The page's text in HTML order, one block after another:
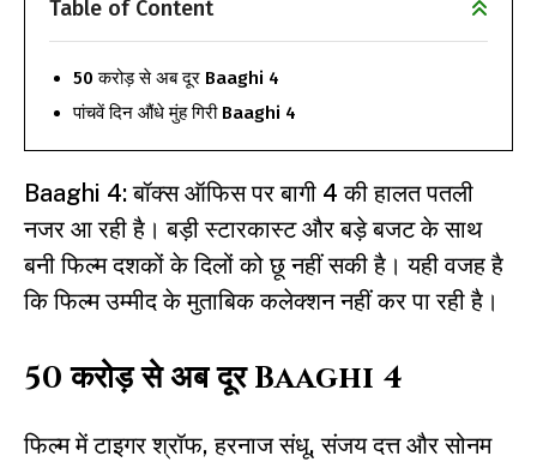
Table of Content
50 करोड़ से अब दूर Baaghi 4
पांचवें दिन औंधे मुंह गिरी Baaghi 4
Baaghi 4: बॉक्स ऑफिस पर बागी 4 की हालत पतली
नजर आ रही है। बड़ी स्टारकास्ट और बड़े बजट के साथ
बनी फिल्म दशकों के दिलों को छू नहीं सकी है। यही वजह है
कि फिल्म उम्मीद के मुताबिक कलेक्शन नहीं कर पा रही है।
50 करोड़ से अब दूर Baaghi 4
फिल्म में टाइगर श्रॉफ, हरनाज संधू, संजय दत्त और सोनम